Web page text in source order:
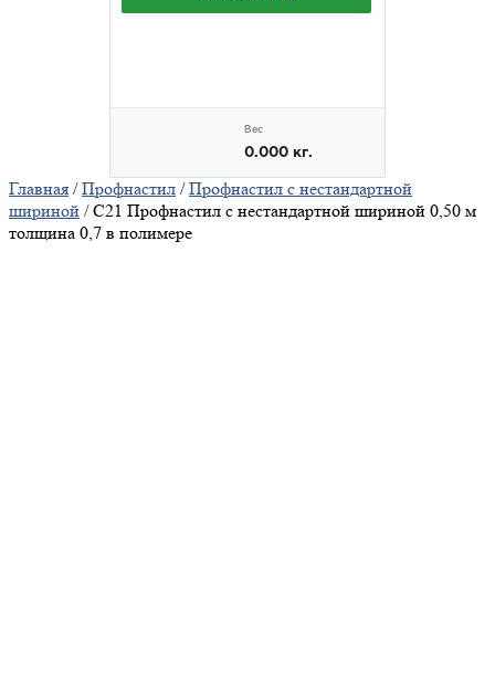
Главная /Профнастил /Профнастил с нестандартной
шириной / С21 Профнастил с нестандартной шириной 0,50 м
толщина 0,7 в полимере